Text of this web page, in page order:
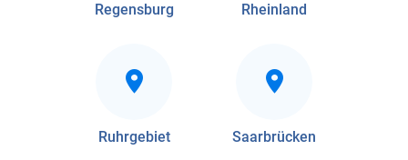
Regensburg Rheinland
Ruhrgebiet Saarbrücken